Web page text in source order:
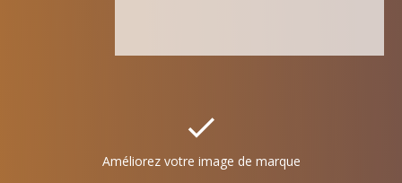
Améliorez votre image de marque